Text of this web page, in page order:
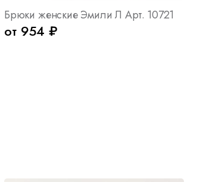
Брюки женские Эмили Л Арт. 10721
от 954 ₽